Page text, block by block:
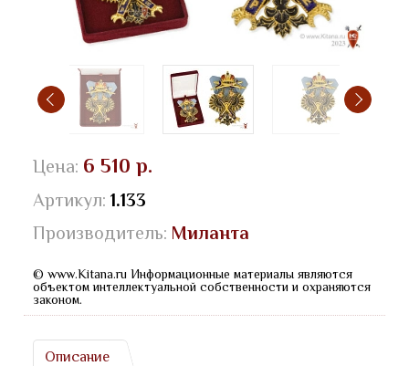
Цена: 6 510 р.
Артикул: 1.133
Производитель: Миланта
© www.Kitana.ru Информационные материалы являются
объектом интеллектуальной собственности и охраняются
законом.
Описание